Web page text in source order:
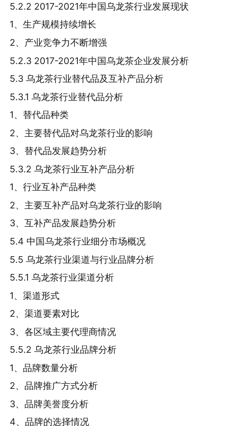
5.2.2 2017-2021年中国乌龙茶行业发展现状
1、生产规模持续增长
2、产业竞争力不断增强
5.2.3 2017-2021年中国乌龙茶企业发展分析
5.3 乌龙茶行业替代品及互补产品分析
5.3.1 乌龙茶行业替代品分析
1、替代品种类
2、主要替代品对乌龙茶行业的影响
3、替代品发展趋势分析
5.3.2 乌龙茶行业互补产品分析
1、行业互补产品种类
2、主要互补产品对乌龙茶行业的影响
3、互补产品发展趋势分析
5.4 中国乌龙茶行业细分市场概况
5.5 乌龙茶行业渠道与行业品牌分析
5.5.1 乌龙茶行业渠道分析
1、渠道形式
2、渠道要素对比
3、各区域主要代理商情况
5.5.2 乌龙茶行业品牌分析
1、品牌数量分析
2、品牌推广方式分析
3、品牌美誉度分析
4、品牌的选择情况